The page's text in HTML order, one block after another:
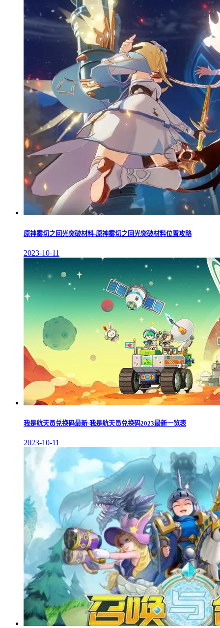
原神雾切之回光突破材料-原神雾切之回光突破材料位置攻略
2023-10-11
我是航天员兑换码最新-我是航天员兑换码2023最新一览表
2023-10-11